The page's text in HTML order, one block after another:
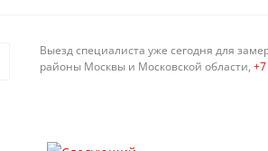
Выезд специалиста уже сегодня для
районы Москвы и Московской области,